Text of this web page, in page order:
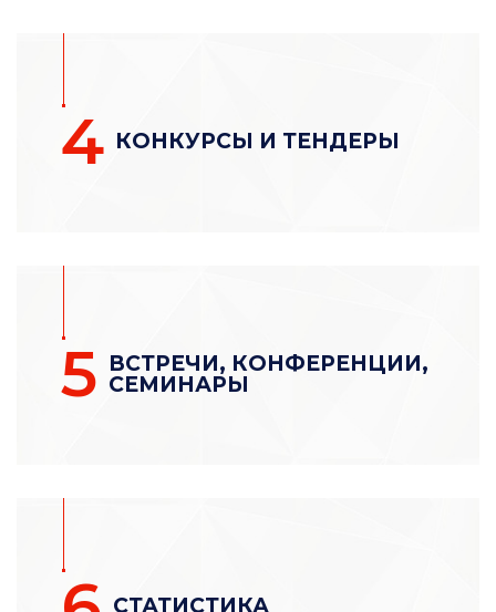
4 КОНКУРСЫ И ТЕНДЕРЫ
5 ВСТРЕЧИ, КОНФЕРЕНЦИИ,
СЕМИНАРЫ
СТАТИСТИКА